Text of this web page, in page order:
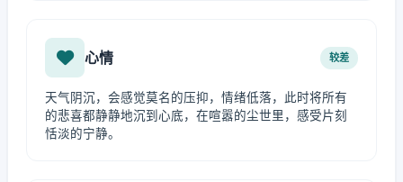
心情 较差
天气阴沉，会感觉莫名的压抑，情绪低落，此时将所有
的悲喜都静静地沉到心底，在喧嚣的尘世里，感受片刻
恬淡的宁静。